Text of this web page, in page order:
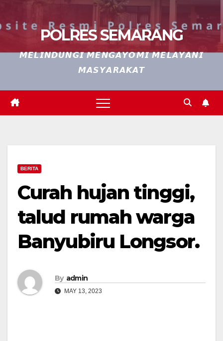
POLRES SEMARANG
𝙈𝙀𝙇𝙄𝙉𝘿𝙐𝙉𝙂𝙄 𝙈𝙀𝙉𝙂𝘼𝙔𝙊𝙈𝙄 𝙈𝙀𝙇𝘼𝙔𝘼𝙉𝙄
𝙈𝘼𝙎𝙔𝘼𝙍𝘼𝙆𝘼𝙏
BERITA
Curah hujan tinggi,
talud rumah warga
Banyubiru Longsor.
By admin
MAY 13, 2023